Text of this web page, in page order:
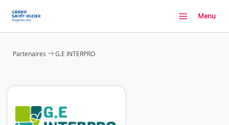
Menu
Partenaires G.E INTERPRO